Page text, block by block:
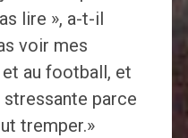
lire », a-t-il
voir mes
au football, et
parce
tremper.»